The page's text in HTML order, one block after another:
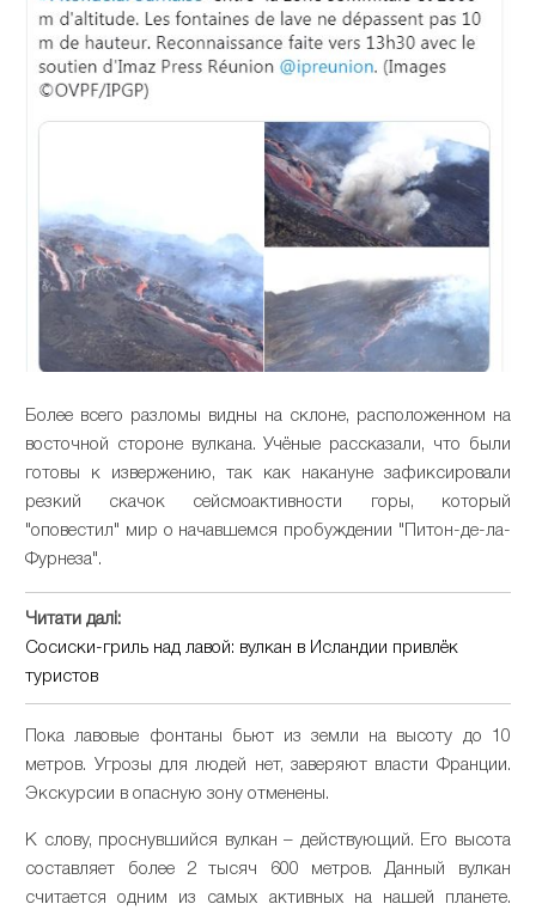
Более всего разломы видны на склоне, расположенном на
восточной стороне вулкана. Учёные рассказали, что были
готовы к извержению, так как накануне зафиксировали
резкий скачок сейсмоактивности горы, который
"оповестил" мир о начавшемся пробуждении "Питон-де-ла-
Фурнеза".
Читати далі:
Сосиски-гриль над лавой: вулкан в Исландии привлёк
туристов
Пока лавовые фонтаны бьют из земли на высоту до 10
метров. Угрозы для людей нет, заверяют власти Франции.
Экскурсии в опасную зону отменены.
К слову, проснувшийся вулкан – действующий. Его высота
составляет более 2 тысяч 600 метров. Данный вулкан
считается одним из самых активных на нашей планете.